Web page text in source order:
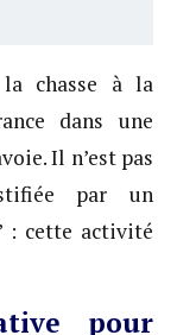
chasse à la
dans une
Il n’est pas
par un
: cette activité
pour